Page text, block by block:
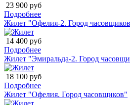
23 900 руб
Подробнее
Жилет "Офелия-2. Город
14 400 руб
Подробнее
Жилет "Эмиральда-2. Город
18 100 руб
Подробнее
Жилет "Офелия. Город часовщиков"